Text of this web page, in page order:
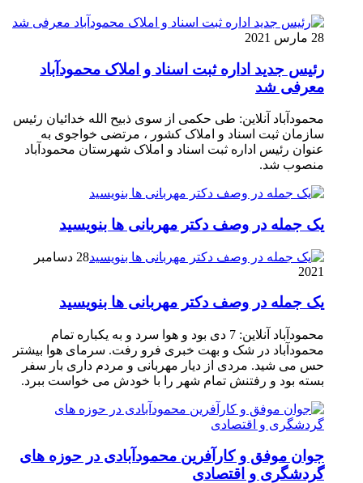
28 مارس 2021
رئیس جدید اداره ثبت اسناد و املاک محمودآباد
معرفی شد
محمودآباد آنلاین: طی حکمی از سوی ذبیح الله خدائیان رئیس
سازمان ثبت اسناد و املاک کشور ، مرتضی خواجوی به
عنوان رئیس اداره ثبت اسناد و املاک شهرستان محمودآباد
منصوب شد.
یک جمله در وصف دکتر مهربانی ها بنویسید
28 دسامبر
2021
یک جمله در وصف دکتر مهربانی ها بنویسید
محمودآباد آنلاین: 7 دی بود و هوا سرد و به یکباره تمام
محمودآباد در شک و بهت خبری فرو رفت. سرمای هوا بیشتر
حس می شید. مردی از دیار مهربانی و مردم داری بار سفر
بسته بود و رفتنش تمام شهر را با خودش می خواست ببرد.
جوان موفق و کارآفرین محمودآبادی در حوزه های
گردشگری و اقتصادی